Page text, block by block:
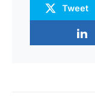
Tweet